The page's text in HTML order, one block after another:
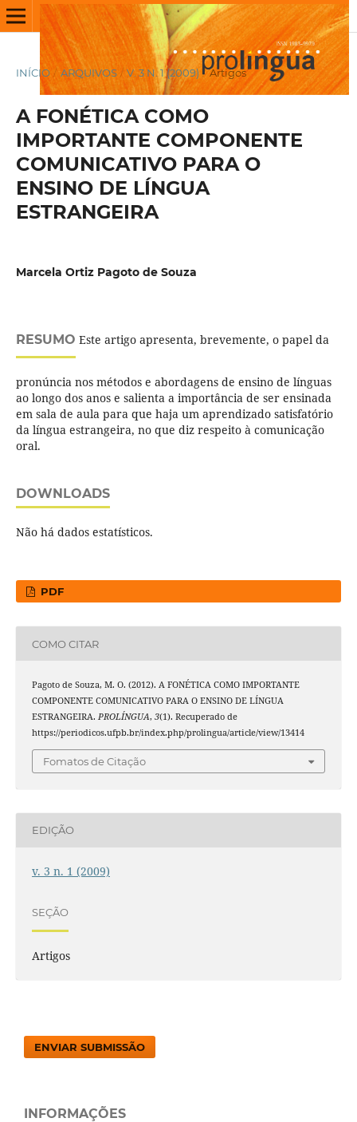
INÍCIO / ARQUIVOS / V. 3 N. 1 (2009) / Artigos
A FONÉTICA COMO
IMPORTANTE COMPONENTE
COMUNICATIVO PARA O
ENSINO DE LÍNGUA
ESTRANGEIRA
Marcela Ortiz Pagoto de Souza
RESUMO Este artigo apresenta, brevemente, o papel da
pronúncia nos métodos e abordagens de ensino de línguas
ao longo dos anos e salienta a importância de ser ensinada
em sala de aula para que haja um aprendizado satisfatório
da língua estrangeira, no que diz respeito à comunicação
oral.
DOWNLOADS
Não há dados estatísticos.
PDF
COMO CITAR
Pagoto de Souza, M. O. (2012). A FONÉTICA COMO IMPORTANTE
COMPONENTE COMUNICATIVO PARA O ENSINO DE LÍNGUA
ESTRANGEIRA. PROLÍNGUA, 3(1). Recuperado de
https://periodicos.ufpb.br/index.php/prolingua/article/view/13414
Fomatos de Citação
EDIÇÃO
v. 3 n. 1 (2009)
SEÇÃO
Artigos
ENVIAR SUBMISSÃO
INFORMAÇÕES